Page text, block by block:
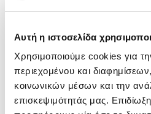
Αυτή η ιστοσελίδα
Χρησιμοποιούμε cookies για
περιεχομένου και
κοινωνικών μέσων και την
επισκεψιμότητάς μας.
(0)
ΟΙ ΙΣΤΟΡΙΚΟΙ ΚΑΙ ΤΟ
ΟΛΟΚΑΥΤΩΜΑ
POSTONE MOISHE
Κωδ. Πολιτείας:2146-0010
A